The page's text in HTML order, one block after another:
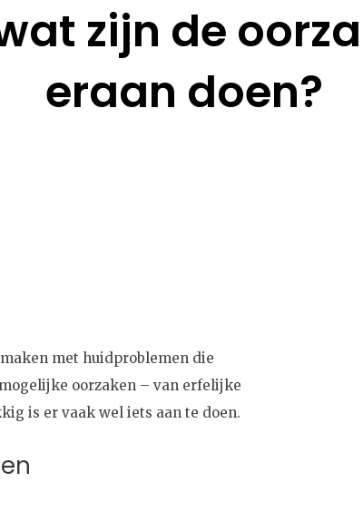
zijn de
eraan doen?
met huidproblemen die
oorzaken – van erfelijke
is er vaak wel iets aan te doen.